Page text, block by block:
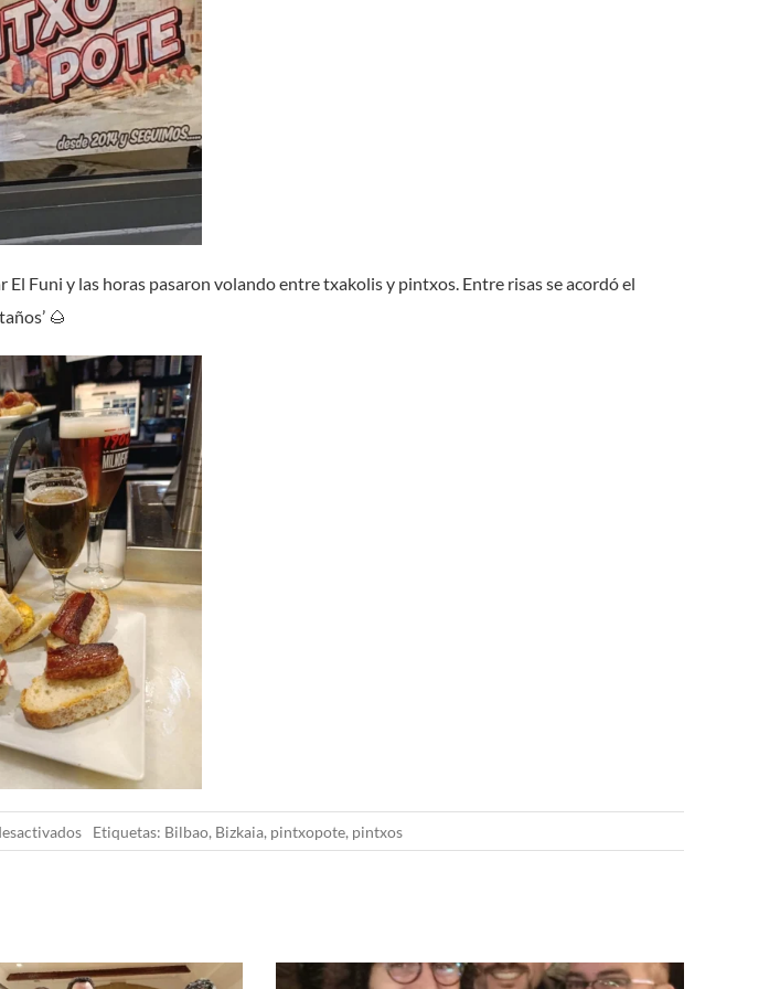
Funi y las horas pasaron volando entre txakolis y pintxos. Entre risas se acordó el
🌰
en
Pintxopote
Etiquetas: Bilbao, Bizkaia, pintxopote, pintxos
DE
IR